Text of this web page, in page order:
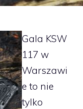
Gala KSW
117 w
Warszawi
e to nie
tylko